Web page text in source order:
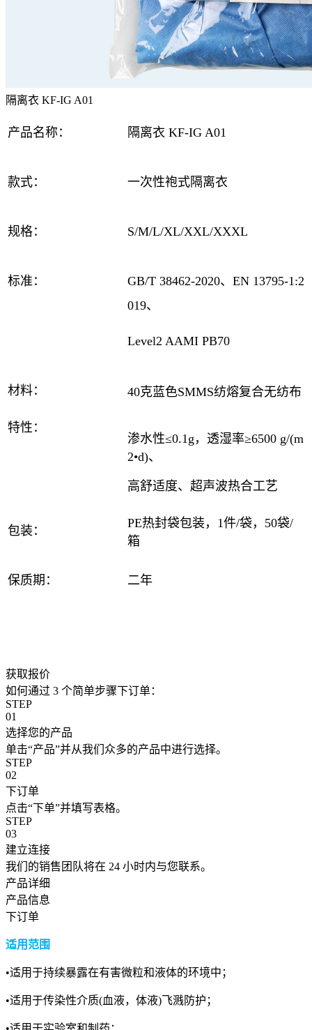
隔离衣 KF-IG A01
产品名称 ： 隔离衣 KF-IG A01
款式： 一次性袍式隔离衣
规格： S/M/L/XL/XXL/XXXL
标准：
GB/T 38462-2020、EN 13795-1:2
019、
Level2 AAMI PB70
材料： 40克蓝色SMMS纺熔复合无纺布
特性：
渗水性≤0.1g，透湿率≥6500 g/(m
2•d)、
高舒适度、超声波热合工艺
包装：
PE热封袋包装，1件/袋，50袋/
箱
保质期： 二年
获取报价
如何通过 3 个简单步骤下订单：
STEP
01
选择您的产品
单击“产品”并从我们众多的产品中进行选择。
STEP
02
下订单
点击“下单”并填写表格。
STEP
03
建立连接
我们的销售团队将在 24 小时内与您联系。
产品详细
产品信息
下订单
适用范围
•适用于持续暴露在有害微粒和液体的环境中；
•适用于传染性介质(血液，体液)飞溅防护；